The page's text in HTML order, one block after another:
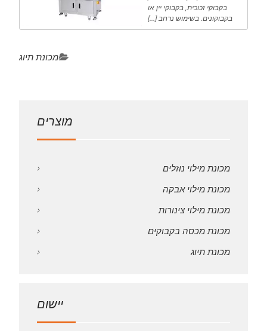
בקבוקי זכוכית, בקבוקי יין או
בקבוקונים. בשימוש נרחב […]
מכונת תיוג
מוצרים
מכונת מילוי נוזלים
מכונת מילוי אבקה
מכונת מילוי צינורות
מכונת מכסה בקבוקים
מכונת תיוג
יישום